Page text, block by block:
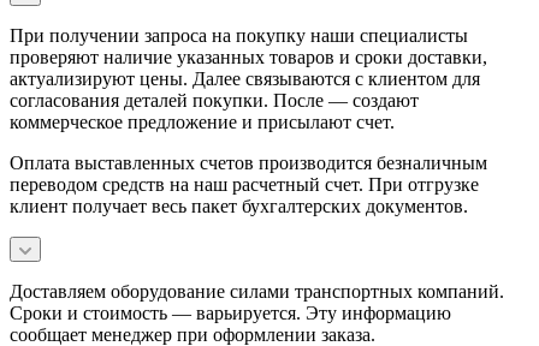
При получении запроса на покупку наши специалисты
проверяют наличие указанных товаров и сроки доставки,
актуализируют цены. Далее связываются с клиентом для
согласования деталей покупки. После — создают
коммерческое предложение и присылают счет.
Оплата выставленных счетов производится безналичным
переводом средств на наш расчетный счет. При отгрузке
клиент получает весь пакет бухгалтерских документов.
Доставляем оборудование силами транспортных компаний.
Сроки и стоимость — варьируется. Эту информацию
сообщает менеджер при оформлении заказа.